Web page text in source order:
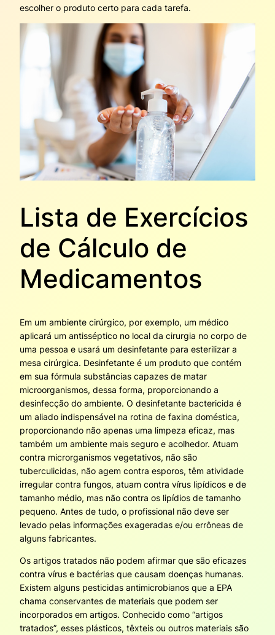
escolher o produto certo para cada tarefa.
Lista de Exercícios
de Cálculo de
Medicamentos
Em um ambiente cirúrgico, por exemplo, um médico
aplicará um antisséptico no local da cirurgia no corpo de
uma pessoa e usará um desinfetante para esterilizar a
mesa cirúrgica. Desinfetante é um produto que contém
em sua fórmula substâncias capazes de matar
microorganismos, dessa forma, proporcionando a
desinfecção do ambiente. O desinfetante bactericida é
um aliado indispensável na rotina de faxina doméstica,
proporcionando não apenas uma limpeza eficaz, mas
também um ambiente mais seguro e acolhedor. Atuam
contra microrganismos vegetativos, não são
tuberculicidas, não agem contra esporos, têm atividade
irregular contra fungos, atuam contra vírus lipídicos e de
tamanho médio, mas não contra os lipídios de tamanho
pequeno. Antes de tudo, o profissional não deve ser
levado pelas informações exageradas e/ou errôneas de
alguns fabricantes.
Os artigos tratados não podem afirmar que são eficazes
contra vírus e bactérias que causam doenças humanas.
Existem alguns pesticidas antimicrobianos que a EPA
chama conservantes de materiais que podem ser
incorporados em artigos. Conhecido como “artigos
tratados”, esses plásticos, têxteis ou outros materiais são